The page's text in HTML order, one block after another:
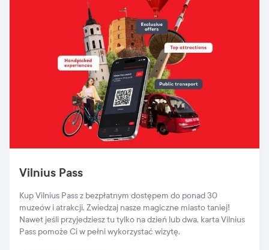
Vilnius Pass
Kup Vilnius Pass z bezpłatnym dostępem do ponad 30
muzeów i atrakcji. Zwiedzaj nasze magiczne miasto taniej!
Nawet jeśli przyjedziesz tu tylko na dzień lub dwa, karta Vilnius
Pass pomoże Ci w pełni wykorzystać wizytę.